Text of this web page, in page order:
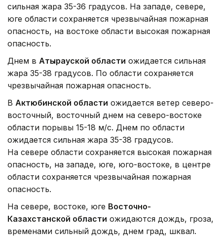
сильная жара 35-36 градусов. На западе, севере,
юге области сохраняется чрезвычайная пожарная
опасность, на востоке области высокая пожарная
опасность.
Днем в Атырауской области ожидается сильная
жара 35-38 градусов. По области сохраняется
чрезвычайная пожарная опасность.
В Актюбинской области ожидается ветер северо-
восточный, восточный днем на северо-востоке
области порывы 15-18 м/с. Днем по области
ожидается сильная жара 35-38 градусов.
На севере области сохраняется высокая пожарная
опасность, на западе, юге, юго-востоке, в центре
области сохраняется чрезвычайная пожарная
опасность.
На севере, востоке, юге Восточно-
Казахстанской области ожидаются дождь, гроза,
временами сильный дождь, днем град, шквал.